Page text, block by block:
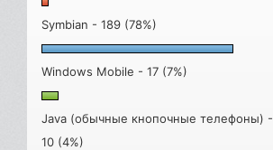
Symbian - 189 (78%)
Windows Mobile - 17 (7%)
Java (обычные кнопочные телефоны) -
10 (4%)